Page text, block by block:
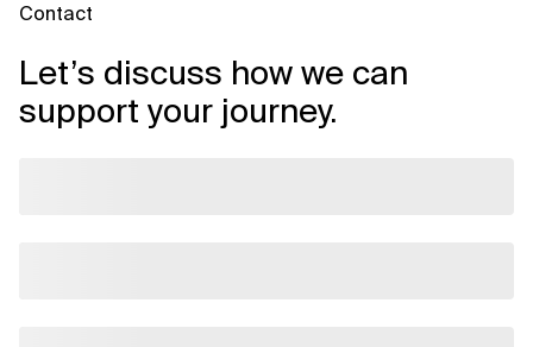
Contact
Let’s discuss how we can
support your journey.